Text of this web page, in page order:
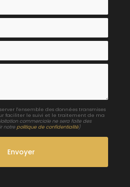
l'ensemble des données transmises
faciliter le suivi et le traitement de ma
commerciale ne sera faite des
notre politique de confidentialité)